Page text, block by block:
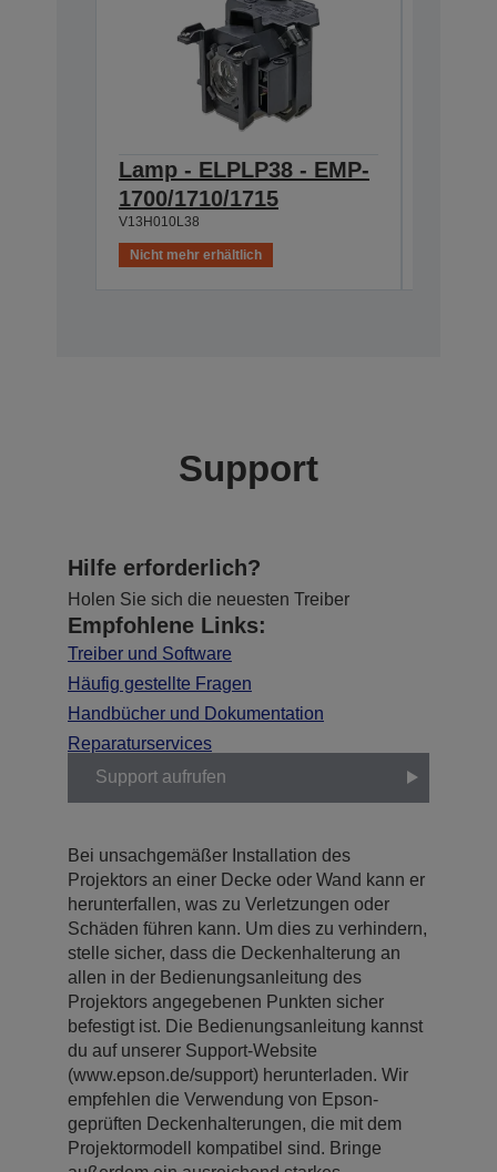
Lamp - ELPLP38 - EMP-
1700/1710/1715
V13H010L38
Nicht mehr erhältlich
Support
Hilfe erforderlich?
Holen Sie sich die neuesten Treiber
Empfohlene Links:
Treiber und Software
Häufig gestellte Fragen
Handbücher und Dokumentation
Reparaturservices
Support aufrufen
Bei unsachgemäßer Installation des
Projektors an einer Decke oder Wand kann er
herunterfallen, was zu Verletzungen oder
Schäden führen kann. Um dies zu verhindern,
stelle sicher, dass die Deckenhalterung an
allen in der Bedienungsanleitung des
Projektors angegebenen Punkten sicher
befestigt ist. Die Bedienungsanleitung kannst
du auf unserer Support-Website
(www.epson.de/support) herunterladen. Wir
empfehlen die Verwendung von Epson-
geprüften Deckenhalterungen, die mit dem
Projektormodell kompatibel sind. Bringe